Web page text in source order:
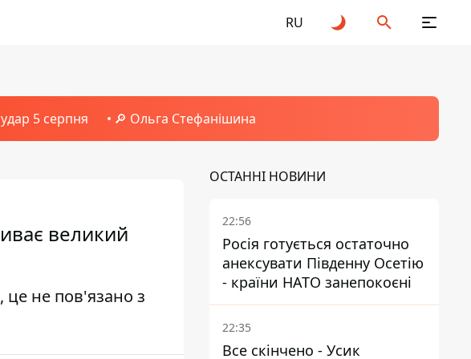
RU
5 серпня 🔎 Ольга Стефанішина
великий
це не пов'язано з
ОСТАННІ НОВИНИ
22:56
Росія готується остаточно
анексувати Південну Осетію
- країни НАТО занепокоєні
22:35
Все скінчено - Усик